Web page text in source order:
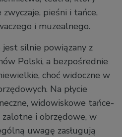
pieśni i tańce,
i muzealnego.
silnie powiązany z
Polski, a bezpośrednie
choć widoczne w
Na płycie
widowiskowe tańce-
zalotne i obrzędowe, w
uwagę zasługują